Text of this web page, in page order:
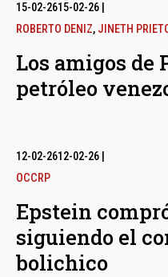
15-02-2615-02-26
ROBERTO DENIZ, JINETH
Los amigos de
petróleo
12-02-2612-02-26
OCCRP
Epstein
siguiendo el
bolichico